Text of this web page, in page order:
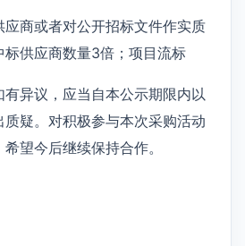
应商或者对公开招标文件作实质
供应商数量3倍；项目流标
异议，应当自本公示期限内以
疑。对积极参与本次采购活动
望今后继续保持合作。